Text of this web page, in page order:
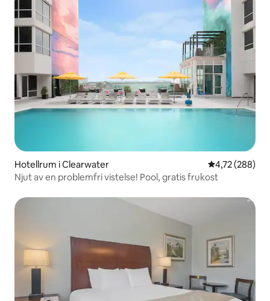
Hotellrum i Clearwater 4,72 av 5 i
4,72 (288)
Njut av en problemfri vistelse! Pool, gratis frukost